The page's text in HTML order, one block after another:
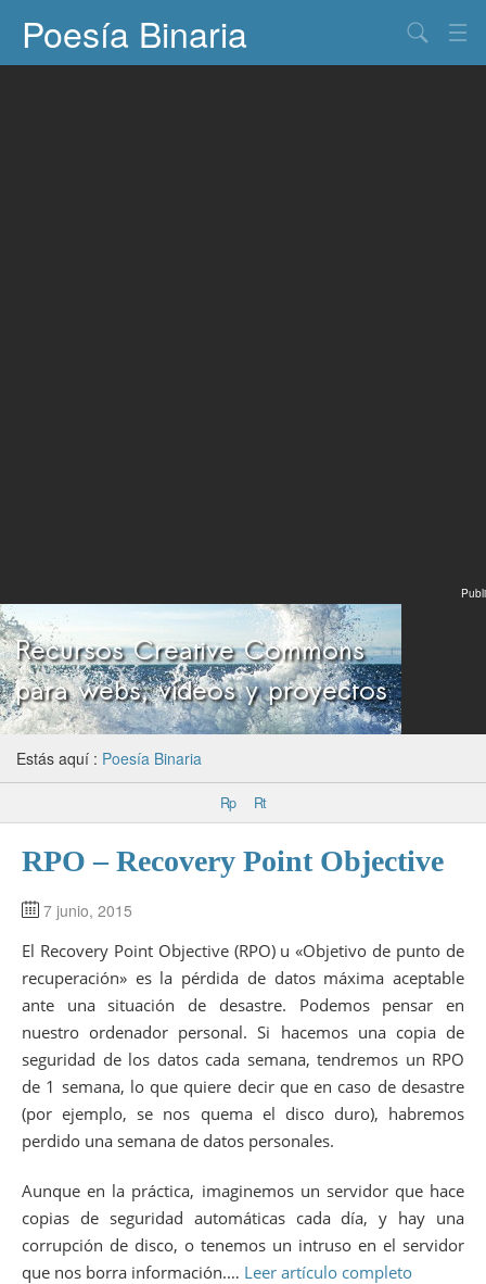
Poesía Binaria
Publi
Estás aquí : Poesía Binaria
Rp Rt
RPO – Recovery Point Objective
7 junio, 2015
El Recovery Point Objective (RPO) u «Objetivo de punto de
recuperación» es la pérdida de datos máxima aceptable
ante una situación de desastre. Podemos pensar en
nuestro ordenador personal. Si hacemos una copia de
seguridad de los datos cada semana, tendremos un RPO
de 1 semana, lo que quiere decir que en caso de desastre
(por ejemplo, se nos quema el disco duro), habremos
perdido una semana de datos personales.
Aunque en la práctica, imaginemos un servidor que hace
copias de seguridad automáticas cada día, y hay una
corrupción de disco, o tenemos un intruso en el servidor
que nos borra información.… Leer artículo completo